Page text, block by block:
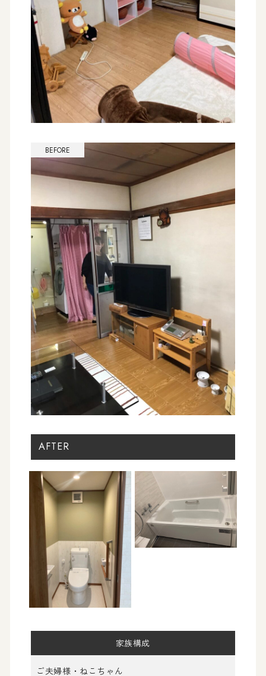
BEFORE
AFTER
家族構成
ご夫婦様・ねこちゃん